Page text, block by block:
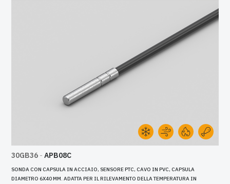
30GB36 - APB08C
SONDA CON CAPSULA IN ACCIAIO, SENSORE PTC, CAVO IN PVC, CAPSULA
DIAMETRO 6X40 MM. ADATTA PER IL RILEVAMENTO DELLA TEMPERATURA IN